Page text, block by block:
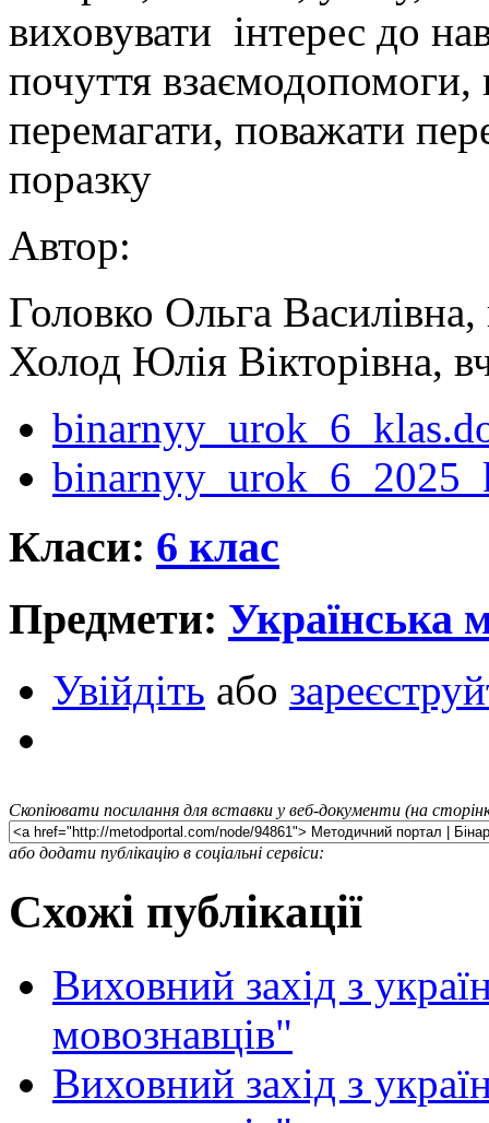
виховувати інтерес до
почуття взаємодопомоги,
перемагати, поважати
поразку
Автор:
Головко Ольга Василівна,
Холод Юлія Вікторівна,
Класи: 6 клас
Предмети: Українська
Увійдіть або
Скопіювати посилання для вставки у веб-документи (на
або додати публікацію в соціальні сервіси:
Схожі публікації
Виховний захід з
мовознавців"
Виховний захід з